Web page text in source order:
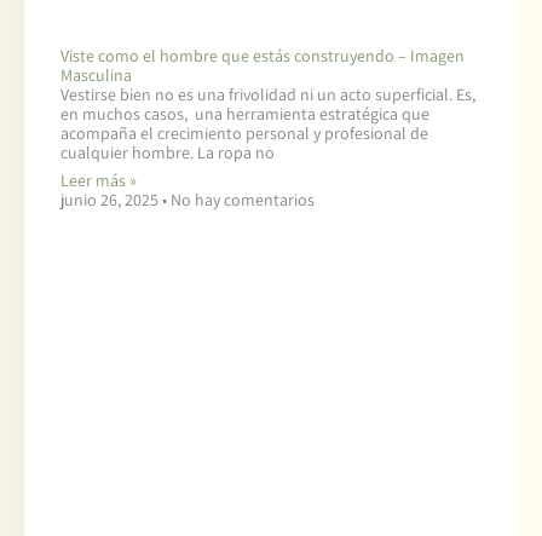
Viste como el hombre que estás construyendo – Imagen
Masculina
Vestirse bien no es una frivolidad ni un acto superficial. Es,
en muchos casos, una herramienta estratégica que
acompaña el crecimiento personal y profesional de
cualquier hombre. La ropa no
Leer más »
junio 26, 2025
No hay comentarios